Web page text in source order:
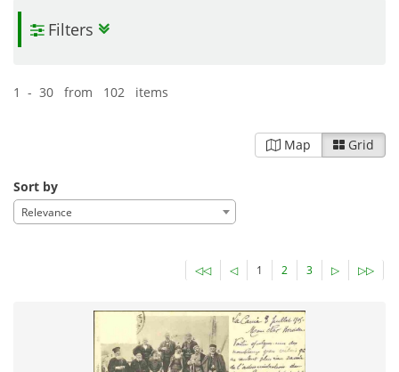
Filters
1 - 30 from 102 items
Map Grid
Sort by
Relevance
◁◁ ◁ 1 2 3 ▷ ▷▷